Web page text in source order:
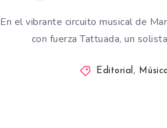
En el vibrante circuito musical de
con fuerza Tattuada, un
Editorial,